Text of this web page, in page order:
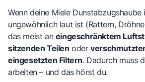
Wenn deine Miele Dunstabzugshaube
ungewöhnlich laut ist (Rattern,
das meist an eingeschränktem
sitzenden Teilen oder
eingesetzten Filtern. Dadurch muss
arbeiten – und das hörst du.